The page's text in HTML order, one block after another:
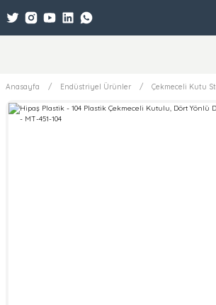
Anasayfa Endüstriyel Ürünler Çekmeceli Kutu